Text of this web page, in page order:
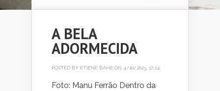
A BELA
ADORMECIDA
POSTED BY ETIENE BAHE ON 4/10/2023, 17:24
Foto: Manu Ferrão Dentro da